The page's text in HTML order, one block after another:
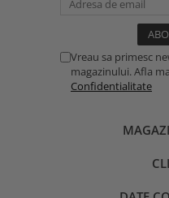
Vreau sa primesc
magazinului. Afla
Confidentialitate